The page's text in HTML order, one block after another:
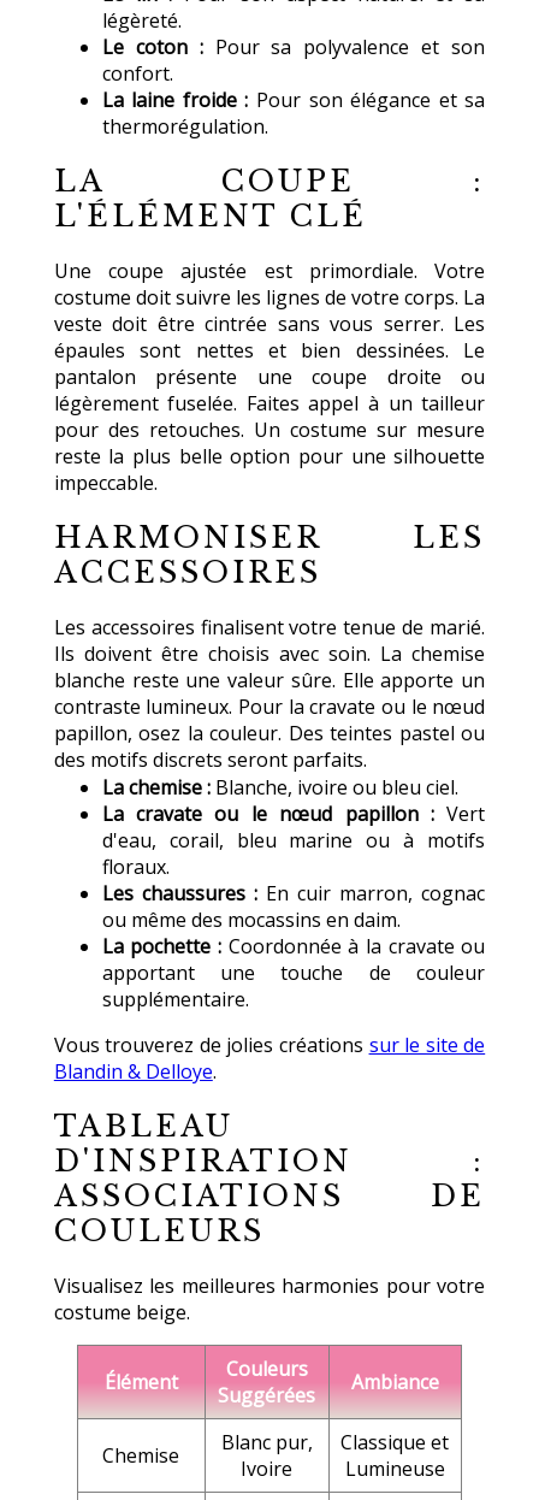
légèreté.
Le coton :Pour sa polyvalence et son
confort.
La laine froide : Pour son élégance et sa
thermorégulation.
LA COUPE :
L'ÉLÉMENT CLÉ
Une coupe ajustée est primordiale. Votre
costume doit suivre les lignes de votre corps. La
veste doit être cintrée sans vous serrer. Les
épaules sont nettes et bien dessinées. Le
pantalon présente une coupe droite ou
légèrement fuselée. Faites appel à un tailleur
pour des retouches. Un costume sur mesure
reste la plus belle option pour une silhouette
impeccable.
HARMONISER LES
ACCESSOIRES
Les accessoires finalisent votre tenue de marié.
Ils doivent être choisis avec soin. La chemise
blanche reste une valeur sûre. Elle apporte un
contraste lumineux. Pour la cravate ou le nœud
papillon, osez la couleur. Des teintes pastel ou
des motifs discrets seront parfaits.
La chemise :Blanche, ivoire ou bleu ciel.
La cravate ou le nœud papillon :Vert
d'eau, corail, bleu marine ou à motifs
floraux.
Les chaussures :En cuir marron, cognac
ou même des mocassins en daim.
La pochette : Coordonnée à la cravate ou
apportant une touche de couleur
supplémentaire.
Vous trouverez de jolies créations sur le site de
Blandin & Delloye.
TABLEAU
D'INSPIRATION :
ASSOCIATIONS DE
COULEURS
Visualisez les meilleures harmonies pour votre
costume beige.
Élément
Couleurs
Suggérées
Ambiance
Chemise
Blanc pur,
Ivoire
Classique et
Lumineuse